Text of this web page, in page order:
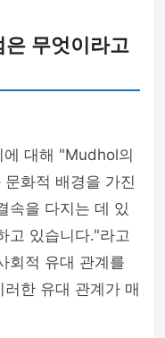
무엇이라고
대해 "Mudhol의
화적 배경을 가진
속을 다지는 데 있
고 있습니다."라고
회적 유대 관계를
한 유대 관계가 매